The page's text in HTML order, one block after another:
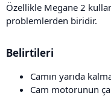
Özellikle Megane 2
problemlerden biridir.
Belirtileri​
Camın yarıda
Cam motorunun